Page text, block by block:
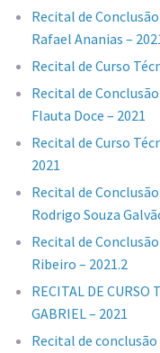
Recital de
Rafael Ananias –
Recital de Curso
Recital de
Flauta Doce – 2021
Recital de Curso
2021
Recital de
Rodrigo Souza
Recital de
Ribeiro – 2021.2
RECITAL DE CURSO
GABRIEL – 2021
Recital de